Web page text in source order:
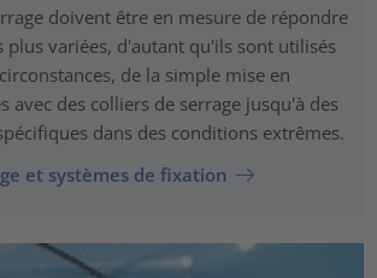
doivent être en mesure de répondre
plus variées, d'autant qu'ils sont utilisés
de la simple mise en
avec des colliers de serrage jusqu'à des
dans des conditions extrêmes.
et systèmes de fixation